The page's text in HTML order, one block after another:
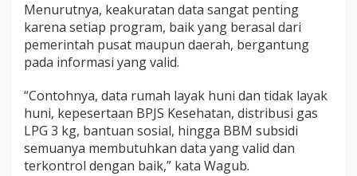
Menurutnya, keakuratan data sangat penting
karena setiap program, baik yang berasal dari
pemerintah pusat maupun daerah, bergantung
pada informasi yang valid.
“Contohnya, data rumah layak huni dan tidak layak
huni, kepesertaan BPJS Kesehatan, distribusi gas
LPG 3 kg, bantuan sosial, hingga BBM subsidi
semuanya membutuhkan data yang valid dan
terkontrol dengan baik,” kata Wagub.